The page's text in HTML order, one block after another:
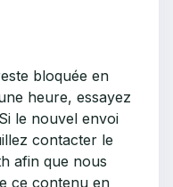
bloquée en
heure, essayez
le nouvel envoi
contacter le
afin que nous
ce contenu en